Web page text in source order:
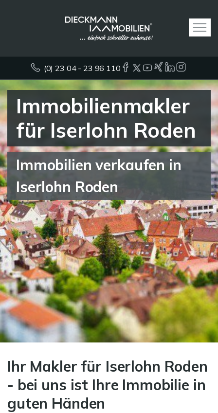
(0) 23 04 - 23 96 110
Immobilienmakler
für Iserlohn Roden
Immobilien verkaufen in
Iserlohn Roden
Ihr Makler für Iserlohn Roden
- bei uns ist Ihre Immobilie in
guten Händen